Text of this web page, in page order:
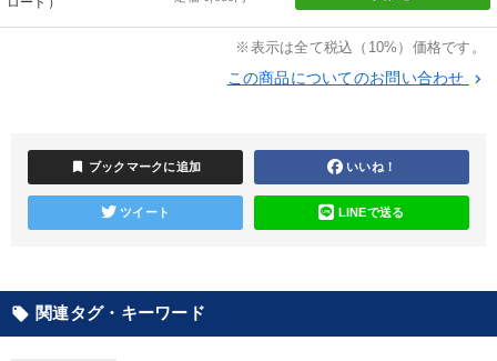
refresh 更新する
全国経営者セミナー収録物以外の経営教材（全762タイトル）からお探
カテゴリー
営業・社員研修 改善・生産性向上
全国経営者セミナー収録〈売れ筋・人気ランキング〉＆新刊・好
評講話
※表示は全て税込（10%）価格です。
この商品についてのお問い合わせ keyboard_arrow_right
bookmark ブックマークに追加 いいね！
ツイート LINEで送る
local_offer 関連タグ・キーワード